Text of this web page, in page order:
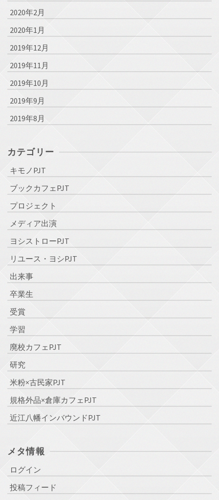
2020年2月
2020年1月
2019年12月
2019年11月
2019年10月
2019年9月
2019年8月
カテゴリー
キモノPJT
ブックカフェPJT
プロジェクト
メディア出演
ヨシストローPJT
リユース・ヨシPJT
出来事
卒業生
受賞
学習
廃校カフェPJT
研究
米粉×古民家PJT
規格外品×倉庫カフェPJT
近江八幡インバウンドPJT
メタ情報
ログイン
投稿フィード